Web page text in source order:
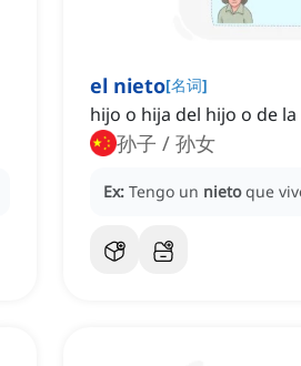
el nieto[名词]
hijo o hija del hijo o de
孙子 / 孙女
Ex: Tengo un nieto que